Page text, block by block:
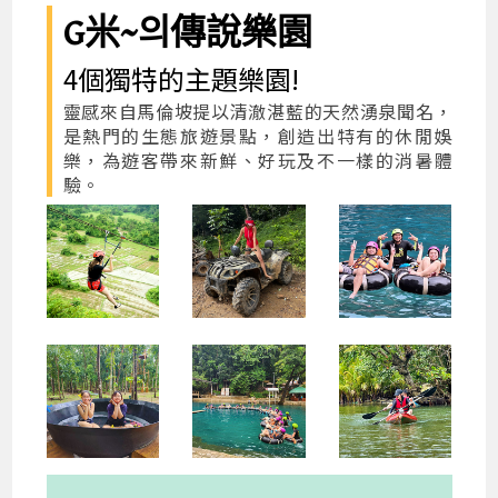
G米~의傳說樂園
4個獨特的主題樂園!
靈感來自馬倫坡提以清澈湛藍的天然湧泉聞名，
是熱門的生態旅遊景點，創造出特有的休閒娛
樂，為遊客帶來新鮮、好玩及不一樣的消暑體
驗。